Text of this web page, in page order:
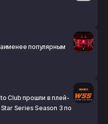
популярным
Club прошли в плей-
Series Season 3 по